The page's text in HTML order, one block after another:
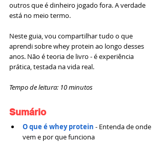
outros que é dinheiro jogado fora. A verdade
está no meio termo.
Neste guia, vou compartilhar tudo o que
aprendi sobre whey protein ao longo desses
anos. Não é teoria de livro - é experiência
prática, testada na vida real.
Tempo de leitura: 10 minutos
Sumário
O que é whey protein - Entenda de onde
vem e por que funciona